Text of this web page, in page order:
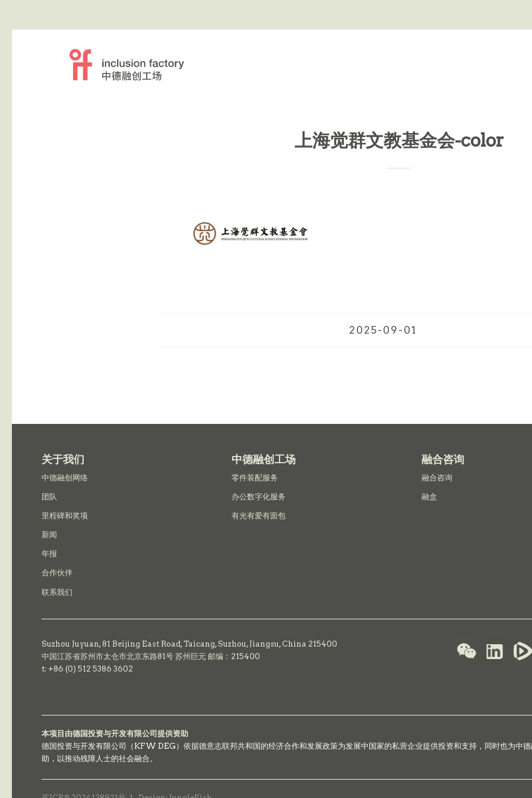
上海觉群文教基金会-color
2025-09-01
关于我们
中德融创网络
团队
里程碑和奖项
新闻
年报
合作伙伴
联系我们
中德融创工场
零件装配服务
办公数字化服务
有光有爱有面包
融合咨询
融合咨询
融盒
Suzhou Juyuan, 81 Beijing East Road,Taicang,Suzhou, Jiangsu, China 215400
中国江苏省苏州市太仓市北京东路81号 苏州巨元 邮编：215400
t: +86 (0) 512 5386 3602
本项目由德国投资与开发有限公司提供资助
德国投资与开发有限公司（KFW DEG）依据德意志联邦共和国的经济合作和发展政策为发展中国家的私营企业提供投资和支持，同时也为中
助，以推动残障人士的社会融合。